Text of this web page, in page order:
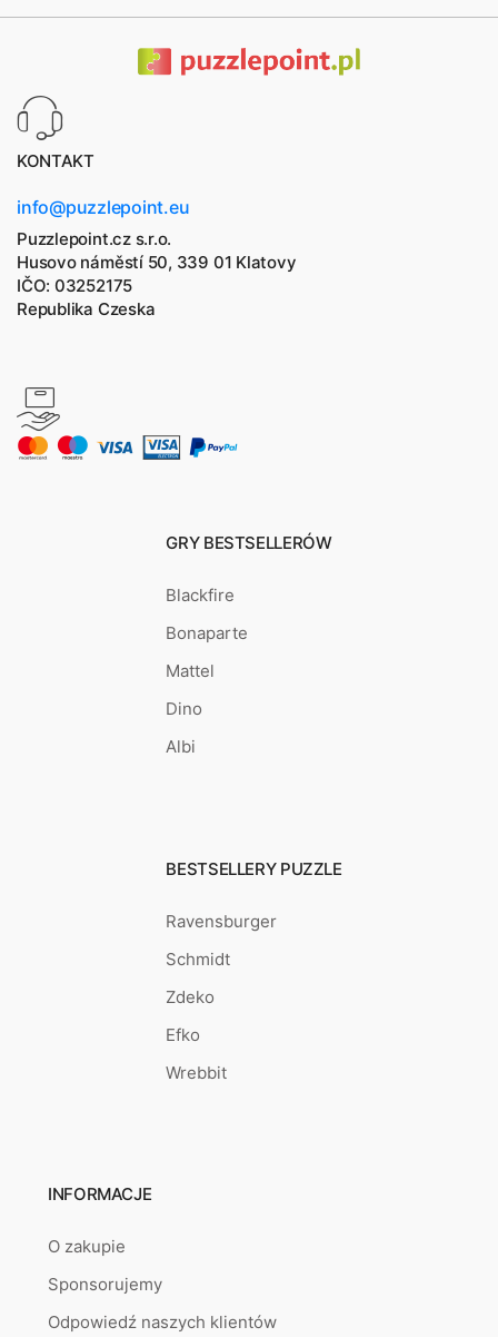
KONTAKT
info@puzzlepoint.eu
Puzzlepoint.cz s.r.o.
Husovo náměstí 50, 339 01 Klatovy
IČO: 03252175
Republika Czeska
GRY BESTSELLERÓW
Blackfire
Bonaparte
Mattel
Dino
Albi
BESTSELLERY PUZZLE
Ravensburger
Schmidt
Zdeko
Efko
Wrebbit
INFORMACJE
O zakupie
Sponsorujemy
Odpowiedź naszych klientów